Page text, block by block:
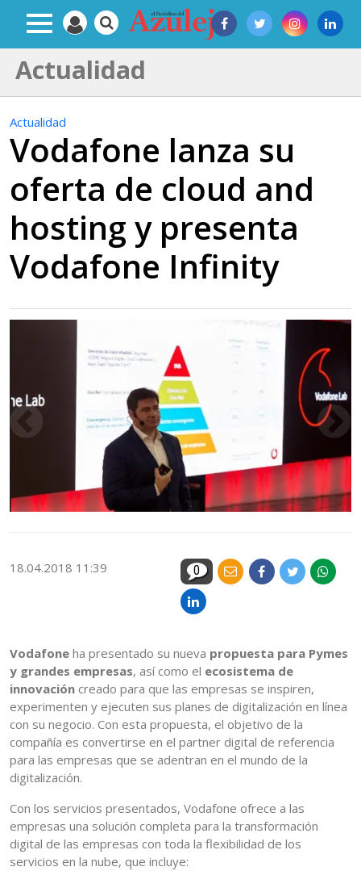
Actualidad
Actualidad
Vodafone lanza su
oferta de cloud and
hosting y presenta
Vodafone Infinity
18.04.2018 11:39 0
Vodafone ha presentado su nueva propuesta para Pymes
y grandes empresas, así como el ecosistema de
innovación creado para que las empresas se inspiren,
experimenten y ejecuten sus planes de digitalización en línea
con su negocio. Con esta propuesta, el objetivo de la
compañía es convertirse en el partner digital de referencia
para las empresas que se adentran en el mundo de la
digitalización.
Con los servicios presentados, Vodafone ofrece a las
empresas una solución completa para la transformación
digital de las empresas con toda la flexibilidad de los
servicios en la nube, que incluye: